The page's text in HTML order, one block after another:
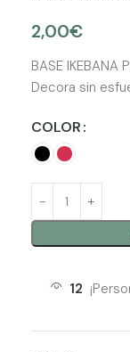
2,00€
BASE IKEBANA
Decora sin
COLOR
12